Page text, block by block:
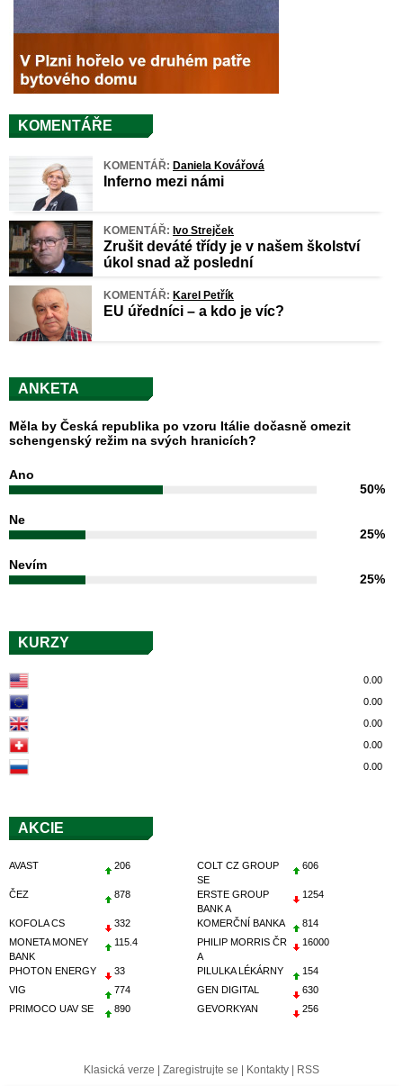
KOMENTÁŘE
KOMENTÁŘ: Daniela Kovářová
Inferno mezi námi
KOMENTÁŘ: Ivo Strejček
Zrušit deváté třídy je v našem školství
úkol snad až poslední
KOMENTÁŘ: Karel Petřík
EU úředníci – a kdo je víc?
ANKETA
Měla by Česká republika po vzoru Itálie dočasně omezit
schengenský režim na svých hranicích?
Ano
50%
Ne
25%
Nevím
25%
KURZY
0.00
0.00
0.00
0.00
0.00
AKCIE
AVAST 206
COLT CZ GROUP
SE
606
ČEZ 878
ERSTE GROUP
BANK A
1254
KOFOLA CS 332 KOMERČNÍ BANKA
814
MONETA MONEY
BANK
115.4
PHILIP MORRIS ČR
A
16000
PHOTON ENERGY 33 PILULKA LÉKÁRNY
154
VIG
774 GEN DIGITAL
630
PRIMOCO UAV SE
890 GEVORKYAN 256
Klasická verze Zaregistrujte se Kontakty RSS